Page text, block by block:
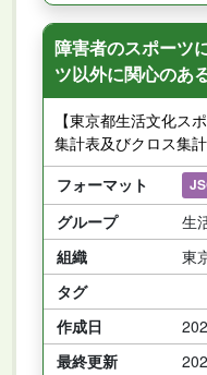
障害者のスポーツ
ツ以外に関心のあ
【東京都生活文化ス
集計表及びクロス集計
フォーマット
グループ
生
組織
東
タグ
作成日
最終更新